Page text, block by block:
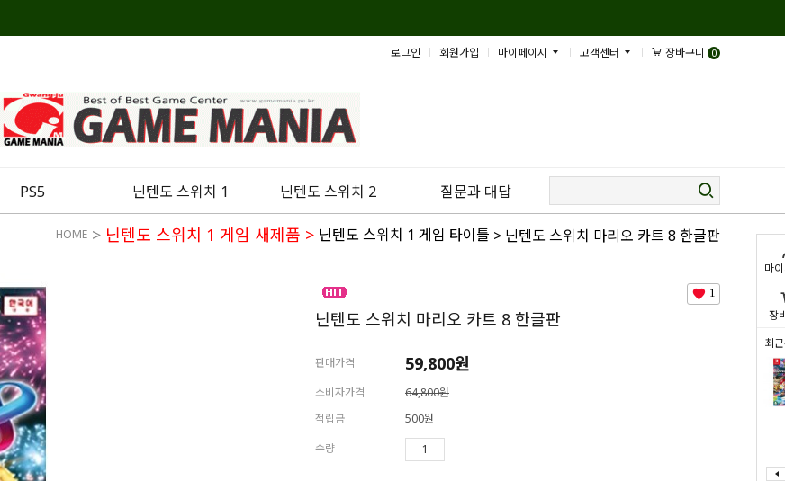
마
장
최
로그인 회원가입 마이페이지 고객센터 장바구니 0
PS5 닌텐도 스위치 1 닌텐도 스위치 2 질문과 대답
HOME > 닌텐도 스위치 1 게임 새제품 > 닌텐도 스위치 1 게임 타이틀 > 닌텐도 스위치 마리오 카트 8 한글판
1
닌텐도 스위치 마리오 카트 8 한글판
판매가격 59,800원
소비자가격
64,800원
적립금
500원
수량